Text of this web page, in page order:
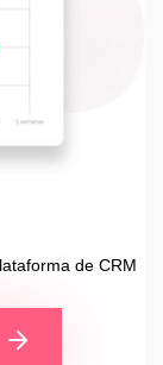
de CRM